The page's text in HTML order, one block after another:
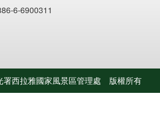
6-6900311
署西拉雅國家風景區管理處 版權所有